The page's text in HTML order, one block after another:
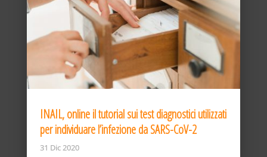
INAIL, online il tutorial sui test diagnostici utilizzati
per individuare l’infezione da SARS-CoV-2
31 Dic 2020